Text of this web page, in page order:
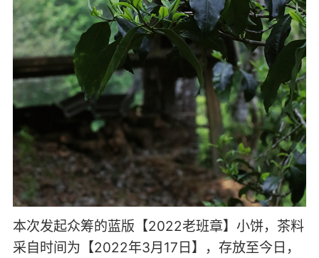
本次发起众筹的蓝版【2022老班章】小饼，茶料
采自时间为【2022年3月17日】，存放至今日，